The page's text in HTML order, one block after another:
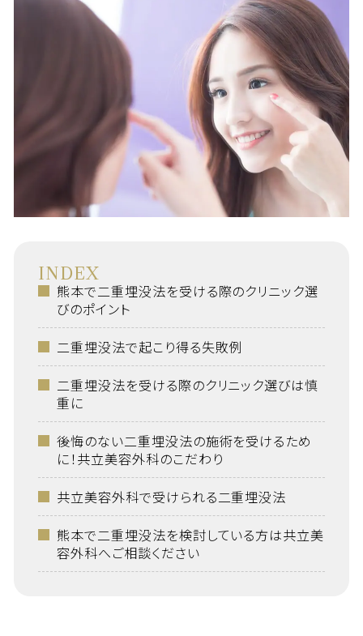
INDEX
熊本で二重埋没法を受ける際のクリニック選
びのポイント
二重埋没法で起こり得る失敗例
二重埋没法を受ける際のクリニック選びは慎
重に
後悔のない二重埋没法の施術を受けるため
に！共立美容外科のこだわり
共立美容外科で受けられる二重埋没法
熊本で二重埋没法を検討している方は共立美
容外科へご相談ください